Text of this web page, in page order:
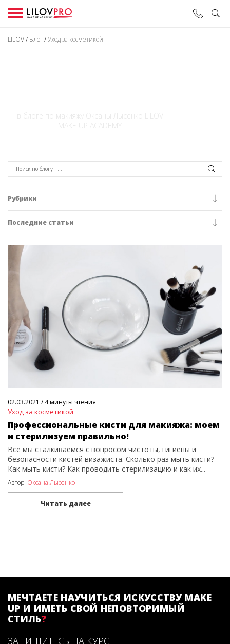
LILOV/ Блог/Уход за косметикой
MAKE UP ACADEMY
02.03.2021 /4 минуты чтения
Уход за косметикой
Профессиональные кисти для макияжа: моем
и стерилизуем правильно!
Все мы сталкиваемся с вопросом чистоты, гигиены и
безопасности кистей визажиста. Сколько раз мыть кисти?
Как мыть кисти? Как проводить стерилизацию и как их...
Автор: Оксана Лысенко
Читать далее
Рубрики
Последние статьи
МЕЧТАЕТЕ НАУЧИТЬСЯ ИСКУССТВУ MAKE
UP И ИМЕТЬ СВОЙ НЕПОВТОРИМЫЙ
СТИЛЬ?
ЗАПИШИТЕСЬ НА КУРС!